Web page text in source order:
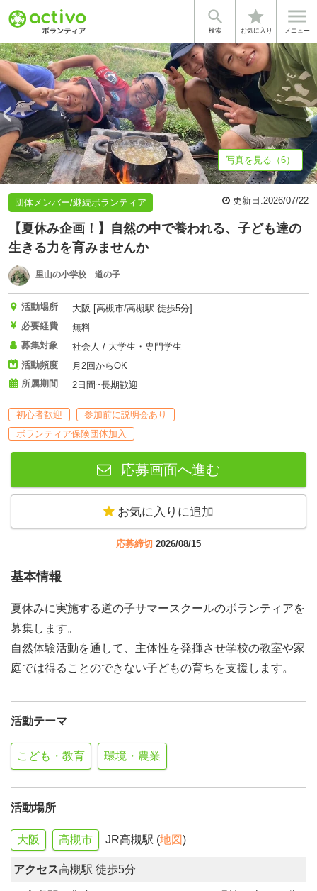

検索
star
お気に入り

メニュー
基本情報 募集詳細 法人情報
写真を見る（6）
団体メンバー/継続ボランティア 更新日:2026/07/22
【夏休み企画！】自然の中で養われる、子ども達の
生きる力を育みませんか
里山の小学校 道の子
活動場所
大阪 [高槻市/高槻駅 徒歩5分]
必要経費
無料
募集対象
社会人 / 大学生・専門学生
活動頻度
月2回からOK
所属期間
2日間~長期歓迎
初心者歓迎
参加前に説明会あり
ボランティア保険団体加入
応募画面へ進む
お気に入りに追加
応募締切 2026/08/15
基本情報
夏休みに実施する道の子サマースクールのボランティアを
募集します。
自然体験活動を通して、主体性を発揮させ学校の教室や家
庭では得ることのできない子どもの育ちを支援します。
活動テーマ
こども・教育 環境・農業
活動場所
大阪 高槻市 JR高槻駅 (地図)
アクセス高槻駅 徒歩5分